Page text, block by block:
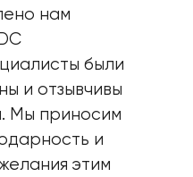
нам
были
и отзывчивы
Мы приносим
и
этим